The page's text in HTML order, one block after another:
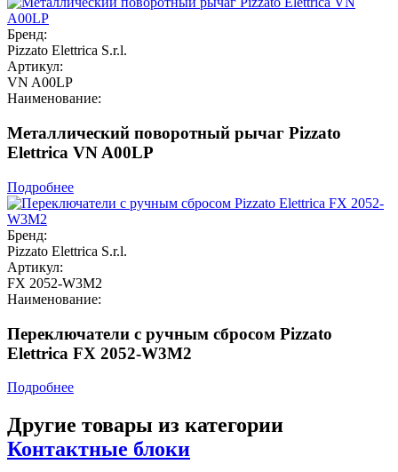
Бренд:
Pizzato Elettrica S.r.l.
Артикул:
VN A00LP
Наименование:
Металлический поворотный рычаг Pizzato
Elettrica VN A00LP
Подробнее
Бренд:
Pizzato Elettrica S.r.l.
Артикул:
FX 2052-W3M2
Наименование:
Переключатели с ручным сбросом Pizzato
Elettrica FX 2052-W3M2
Подробнее
Другие товары из категории
Контактные блоки